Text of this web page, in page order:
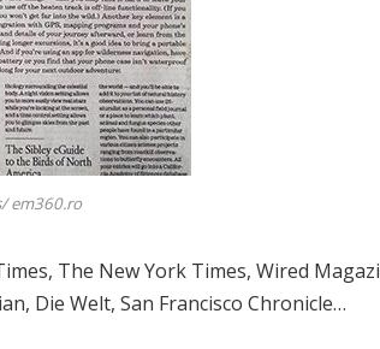
em360.ro
The New York Times, Wired
Die Welt, San Francisco Chronicle…